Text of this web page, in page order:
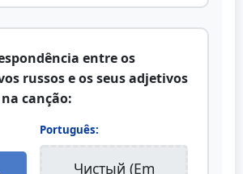
entre os
russos e os seus adjetivos
canção:
Português:
Чистый (Em